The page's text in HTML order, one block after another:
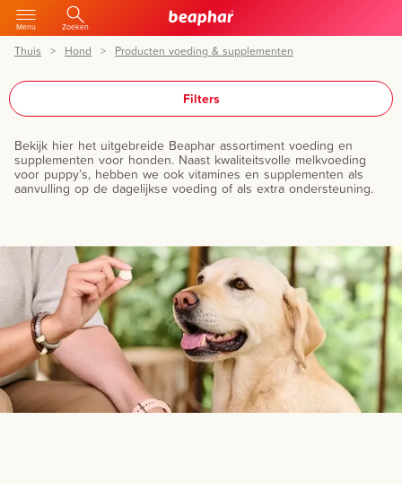
Menu Zoeken
Thuis Hond Producten voeding & supplementen
Filters
Bekijk hier het uitgebreide Beaphar assortiment voeding en
supplementen voor honden. Naast kwaliteitsvolle melkvoeding
voor puppy’s, hebben we ook vitamines en supplementen als
aanvulling op de dagelijkse voeding of als extra ondersteuning.